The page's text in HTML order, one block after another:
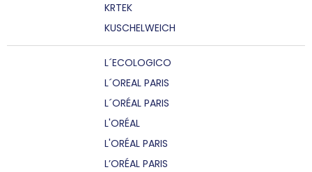
KRTEK
KUSCHELWEICH
L´ECOLOGICO
L´OREAL PARIS
L´ORÉAL PARIS
L'ORÉAL
L'ORÉAL PARIS
L’ORÉAL PARIS